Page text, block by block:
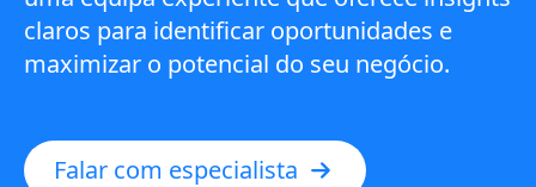
claros para identificar oportunidades e
maximizar o potencial do seu negócio.
Falar com especialista